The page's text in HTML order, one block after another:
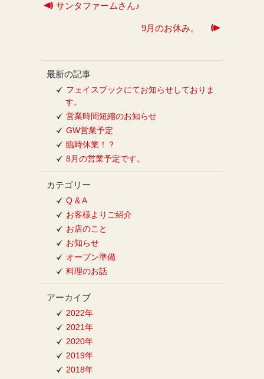
サンタファームさん♪
9月のお休み。
最新の記事
フェイスブックにてお知らせしておりま
す。
営業時間短縮のお知らせ
GW営業予定
臨時休業！？
8月の営業予定です。
カテゴリー
Q & A
お客様よりご紹介
お店のこと
お知らせ
オープン準備
料理のお話
アーカイブ
2022年
2021年
2020年
2019年
2018年